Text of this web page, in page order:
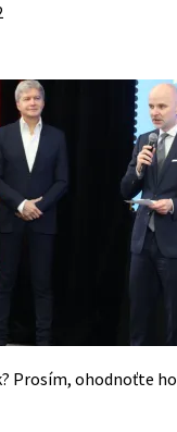
Prosím, ohodnoťte ho